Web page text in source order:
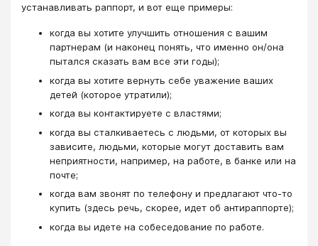
устанавливать раппорт, и вот еще примеры:
когда вы хотите улучшить отношения с вашим
партнерам (и наконец понять, что именно он/она
пытался сказать вам все эти годы);
когда вы хотите вернуть себе уважение ваших
детей (которое утратили);
когда вы контактируете с властями;
когда вы сталкиваетесь с людьми, от которых вы
зависите, людьми, которые могут доставить вам
неприятности, например, на работе, в банке или на
почте;
когда вам звонят по телефону и предлагают что-то
купить (здесь речь, скорее, идет об антираппорте);
когда вы идете на собеседование по работе.